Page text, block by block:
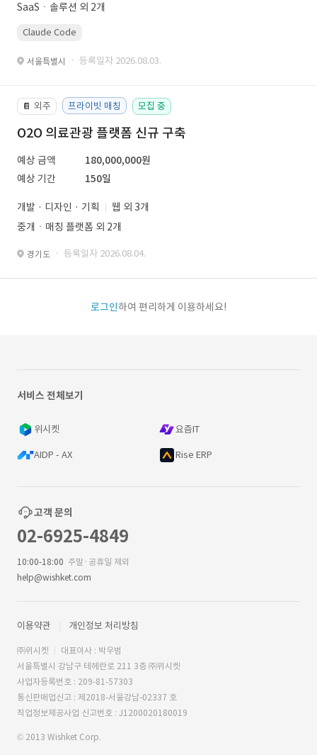
SaaSㆍ솔루션 외 2개
Claude Code
서울특별시 · 등록일자 2026.08.03.
📔 외주 프라이빗 매칭 모집 중
O2O 의료관광 플랫폼 신규 구축
예상 금액
180,000,000원
예상 기간
150일
개발 · 디자인 · 기획
웹 외 3개
중개ㆍ매칭 플랫폼 외 2개
경기도 · 등록일자 2026.08.04.
로그인하여 편리하게 이용하세요!
서비스 전체보기
위시켓 요즘IT
AIDP - AX Rise ERP
고객 문의
02-6925-4849
10:00-18:00 주말·공휴일 제외
help@wishket.com
이용약관 개인정보 처리방침
㈜위시켓
대표이사 : 박우범
서울특별시 강남구 테헤란로 211 3층 ㈜위시켓
사업자등록번호 : 209-81-57303
통신판매업신고 : 제2018-서울강남-02337 호
직업정보제공사업 신고번호 : J1200020180019
© 2013 Wishket Corp.